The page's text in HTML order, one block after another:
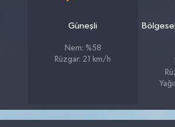
Güneşli
Nem: %58
Rüzgar: 21 km/h